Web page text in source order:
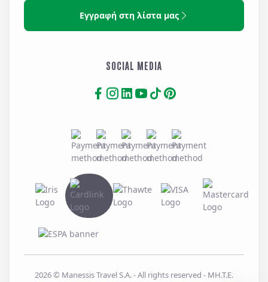
Εγγραφή στη λίστα μας
SOCIAL MEDIA
2026© Manessis Travel S.A. - All rights reserved - MH.T.E.